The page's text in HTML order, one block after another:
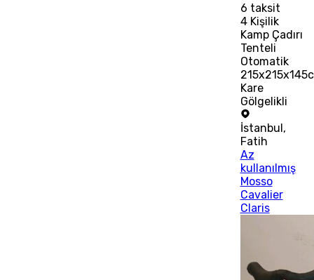
6 taksit
4 Kişilik
Kamp Çadırı
Tenteli
Otomatik
Kare
Gölgelikli
İstanbul,
Fatih
Az
kullanılmış
Mosso
Cavalier
Claris